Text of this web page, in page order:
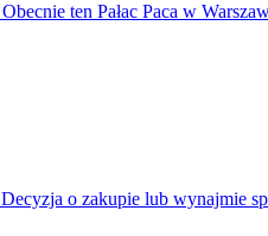
ten Pałac Paca w
o zakupie lub wynajmie